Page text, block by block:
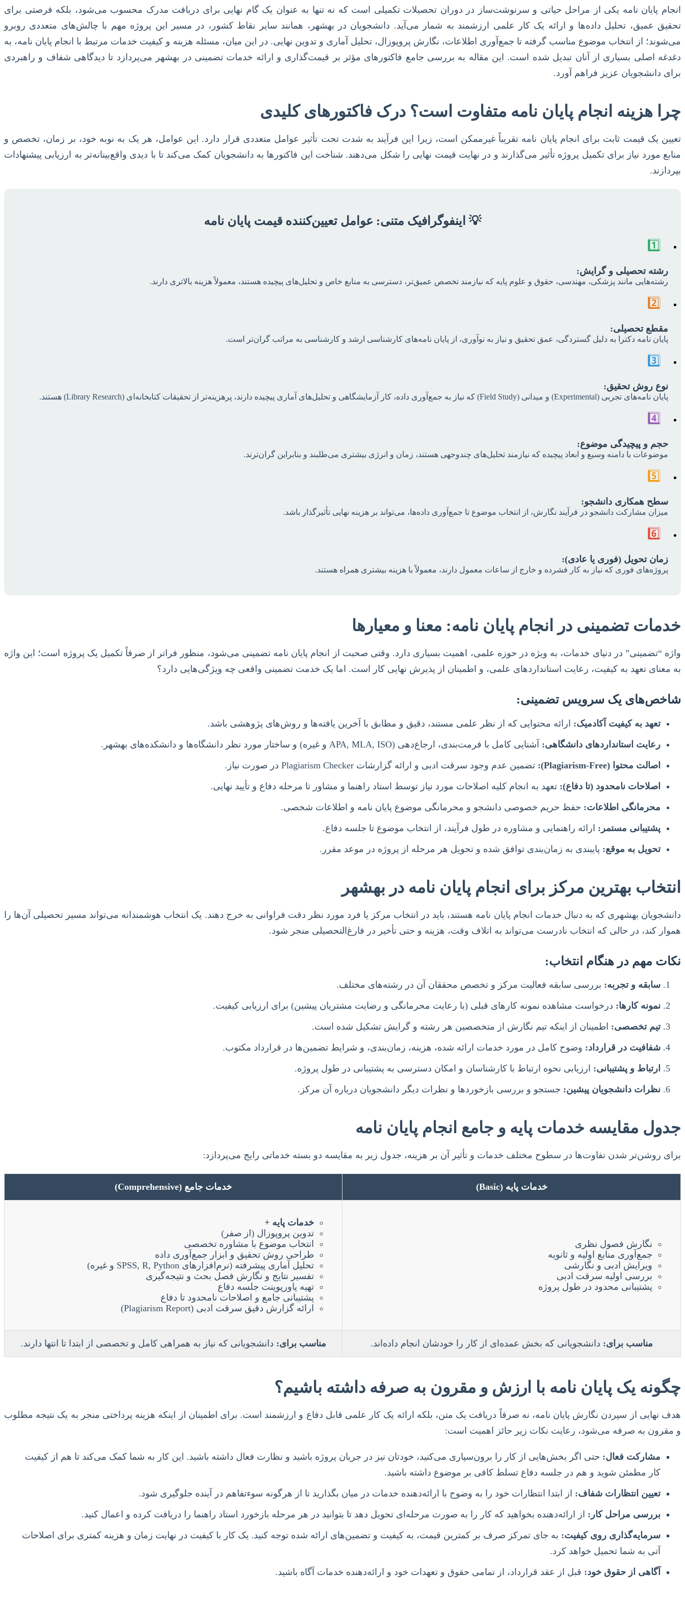
انجام پایان نامه یکی از مراحل حیاتی و سرنوشت‌ساز در دوران تحصیلات تکمیلی است که نه تنها به عنوان یک گام نهایی برای دریافت مدرک محسوب می‌شود، بلکه فرصتی برای
تحقیق عمیق، تحلیل داده‌ها و ارائه یک کار علمی ارزشمند به شمار می‌آید. دانشجویان در بهشهر، همانند سایر نقاط کشور، در مسیر این پروژه مهم با چالش‌های متعددی روبرو
می‌شوند؛ از انتخاب موضوع مناسب گرفته تا جمع‌آوری اطلاعات، نگارش پروپوزال، تحلیل آماری و تدوین نهایی. در این میان، مسئله هزینه و کیفیت خدمات مرتبط با انجام پایان نامه، به
دغدغه اصلی بسیاری از آنان تبدیل شده است. این مقاله به بررسی جامع فاکتورهای مؤثر بر قیمت‌گذاری و ارائه خدمات تضمینی در بهشهر می‌پردازد تا دیدگاهی شفاف و راهبردی
برای دانشجویان عزیز فراهم آورد.
چرا هزینه انجام پایان نامه متفاوت است؟ درک فاکتورهای کلیدی
تعیین یک قیمت ثابت برای انجام پایان نامه تقریباً غیرممکن است، زیرا این فرآیند به شدت تحت تأثیر عوامل متعددی قرار دارد. این عوامل، هر یک به نوبه خود، بر زمان، تخصص و
منابع مورد نیاز برای تکمیل پروژه تأثیر می‌گذارند و در نهایت قیمت نهایی را شکل می‌دهند. شناخت این فاکتورها به دانشجویان کمک می‌کند تا با دیدی واقع‌بینانه‌تر به ارزیابی پیشنهادات
بپردازند.
💡 اینفوگرافیک متنی: عوامل تعیین‌کننده قیمت پایان نامه
1️⃣
رشته تحصیلی و گرایش:
رشته‌هایی مانند پزشکی، مهندسی، حقوق و علوم پایه که نیازمند تخصص عمیق‌تر، دسترسی به منابع خاص و تحلیل‌های پیچیده هستند، معمولاً هزینه بالاتری دارند.
2️⃣
مقطع تحصیلی:
پایان نامه دکترا به دلیل گستردگی، عمق تحقیق و نیاز به نوآوری، از پایان نامه‌های کارشناسی ارشد و کارشناسی به مراتب گران‌تر است.
3️⃣
نوع روش تحقیق:
پایان نامه‌های تجربی (Experimental) و میدانی (Field Study) که نیاز به جمع‌آوری داده، کار آزمایشگاهی و تحلیل‌های آماری پیچیده دارند، پرهزینه‌تر از تحقیقات کتابخانه‌ای (Library Research) هستند.
4️⃣
حجم و پیچیدگی موضوع:
موضوعات با دامنه وسیع و ابعاد پیچیده که نیازمند تحلیل‌های چندوجهی هستند، زمان و انرژی بیشتری می‌طلبند و بنابراین گران‌ترند.
5️⃣
سطح همکاری دانشجو:
میزان مشارکت دانشجو در فرآیند نگارش، از انتخاب موضوع تا جمع‌آوری داده‌ها، می‌تواند بر هزینه نهایی تأثیرگذار باشد.
6️⃣
زمان تحویل (فوری یا عادی):
پروژه‌های فوری که نیاز به کار فشرده و خارج از ساعات معمول دارند، معمولاً با هزینه بیشتری همراه هستند.
خدمات تضمینی در انجام پایان نامه: معنا و معیارها
واژه “تضمینی” در دنیای خدمات، به ویژه در حوزه علمی، اهمیت بسیاری دارد. وقتی صحبت از انجام پایان نامه تضمینی می‌شود، منظور فراتر از صرفاً تکمیل یک پروژه است؛ این واژه
به معنای تعهد به کیفیت، رعایت استانداردهای علمی، و اطمینان از پذیرش نهایی کار است. اما یک خدمت تضمینی واقعی چه ویژگی‌هایی دارد؟
شاخص‌های یک سرویس تضمینی:
تعهد به کیفیت آکادمیک: ارائه محتوایی که از نظر علمی مستند، دقیق و مطابق با آخرین یافته‌ها و روش‌های پژوهشی باشد.
رعایت استانداردهای دانشگاهی: آشنایی کامل با فرمت‌بندی، ارجاع‌دهی (APA, MLA, ISO و غیره) و ساختار مورد نظر دانشگاه‌ها و دانشکده‌های بهشهر.
اصالت محتوا (Plagiarism-Free): تضمین عدم وجود سرقت ادبی و ارائه گزارشات Plagiarism Checker در صورت نیاز.
اصلاحات نامحدود (تا دفاع): تعهد به انجام کلیه اصلاحات مورد نیاز توسط استاد راهنما و مشاور تا مرحله دفاع و تأیید نهایی.
محرمانگی اطلاعات: حفظ حریم خصوصی دانشجو و محرمانگی موضوع پایان نامه و اطلاعات شخصی.
پشتیبانی مستمر: ارائه راهنمایی و مشاوره در طول فرآیند، از انتخاب موضوع تا جلسه دفاع.
تحویل به موقع: پایبندی به زمان‌بندی توافق شده و تحویل هر مرحله از پروژه در موعد مقرر.
انتخاب بهترین مرکز برای انجام پایان نامه در بهشهر
دانشجویان بهشهری که به دنبال خدمات انجام پایان نامه هستند، باید در انتخاب مرکز یا فرد مورد نظر دقت فراوانی به خرج دهند. یک انتخاب هوشمندانه می‌تواند مسیر تحصیلی آن‌ها را
هموار کند، در حالی که انتخاب نادرست می‌تواند به اتلاف وقت، هزینه و حتی تأخیر در فارغ‌التحصیلی منجر شود.
نکات مهم در هنگام انتخاب:
سابقه و تجربه: بررسی سابقه فعالیت مرکز و تخصص محققان آن در رشته‌های مختلف.
نمونه کارها: درخواست مشاهده نمونه کارهای قبلی (با رعایت محرمانگی و رضایت مشتریان پیشین) برای ارزیابی کیفیت.
تیم تخصصی: اطمینان از اینکه تیم نگارش از متخصصین هر رشته و گرایش تشکیل شده است.
شفافیت در قرارداد: وضوح کامل در مورد خدمات ارائه شده، هزینه، زمان‌بندی، و شرایط تضمین‌ها در قرارداد مکتوب.
ارتباط و پشتیبانی: ارزیابی نحوه ارتباط با کارشناسان و امکان دسترسی به پشتیبانی در طول پروژه.
نظرات دانشجویان پیشین: جستجو و بررسی بازخوردها و نظرات دیگر دانشجویان درباره آن مرکز.
جدول مقایسه خدمات پایه و جامع انجام پایان نامه
برای روشن‌تر شدن تفاوت‌ها در سطوح مختلف خدمات و تأثیر آن بر هزینه، جدول زیر به مقایسه دو بسته خدماتی رایج می‌پردازد:
خدمات پایه (Basic) خدمات جامع (Comprehensive)
نگارش فصول نظری
جمع‌آوری منابع اولیه و ثانویه
ویرایش ادبی و نگارشی
بررسی اولیه سرقت ادبی
پشتیبانی محدود در طول پروژه
خدمات پایه +
تدوین پروپوزال (از صفر)
انتخاب موضوع با مشاوره تخصصی
طراحی روش تحقیق و ابزار جمع‌آوری داده
تحلیل آماری پیشرفته (نرم‌افزارهای SPSS, R, Python و غیره)
تفسیر نتایج و نگارش فصل بحث و نتیجه‌گیری
تهیه پاورپوینت جلسه دفاع
پشتیبانی جامع و اصلاحات نامحدود تا دفاع
ارائه گزارش دقیق سرقت ادبی (Plagiarism Report)
مناسب برای: دانشجویانی که بخش عمده‌ای از کار را خودشان انجام داده‌اند. مناسب برای: دانشجویانی که نیاز به همراهی کامل و تخصصی از ابتدا تا انتها دارند.
چگونه یک پایان نامه با ارزش و مقرون به صرفه داشته باشیم؟
هدف نهایی از سپردن نگارش پایان نامه، نه صرفاً دریافت یک متن، بلکه ارائه یک کار علمی قابل دفاع و ارزشمند است. برای اطمینان از اینکه هزینه پرداختی منجر به یک نتیجه مطلوب
و مقرون به صرفه می‌شود، رعایت نکات زیر حائز اهمیت است:
مشارکت فعال: حتی اگر بخش‌هایی از کار را برون‌سپاری می‌کنید، خودتان نیز در جریان پروژه باشید و نظارت فعال داشته باشید. این کار به شما کمک می‌کند تا هم از کیفیت
کار مطمئن شوید و هم در جلسه دفاع تسلط کافی بر موضوع داشته باشید.
تعیین انتظارات شفاف: از ابتدا انتظارات خود را به وضوح با ارائه‌دهنده خدمات در میان بگذارید تا از هرگونه سوءتفاهم در آینده جلوگیری شود.
بررسی مراحل کار: از ارائه‌دهنده بخواهید که کار را به صورت مرحله‌ای تحویل دهد تا بتوانید در هر مرحله بازخورد استاد راهنما را دریافت کرده و اعمال کنید.
سرمایه‌گذاری روی کیفیت: به جای تمرکز صرف بر کمترین قیمت، به کیفیت و تضمین‌های ارائه شده توجه کنید. یک کار با کیفیت در نهایت زمان و هزینه کمتری برای اصلاحات
آتی به شما تحمیل خواهد کرد.
آگاهی از حقوق خود: قبل از عقد قرارداد، از تمامی حقوق و تعهدات خود و ارائه‌دهنده خدمات آگاه باشید.